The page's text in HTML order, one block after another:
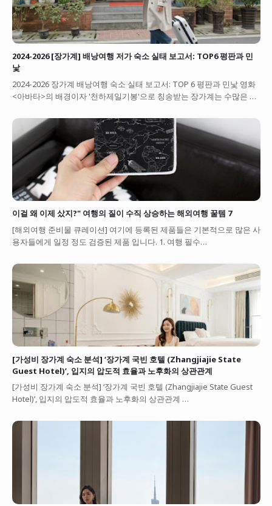
2024-2026 [장가계] 배낭여행 저가 숙소 실태 보고서: TOP6 평판과 민
낯
2024-2026 장가계 배낭여행 숙소 실태 보고서: TOP 6 평판과 민낯 영화
<아바타>의 배경이자 '천하제일기봉'으로 칭송받는 장가계는 수많은 …
이걸 왜 이제 샀지?" 여행의 질이 수직 상승하는 해외여행 꿀템 7
[해외여행 준비물 큐레이션] 여기에 등록된 제품들은 기본적으로 많은 사
용자들에게 일정 정도 검증된 제품 입니다. 1. 여행 필수…
[가성비 장가계 숙소 분석] ‘장가계 국빈 호텔 (Zhangjiajie State
Guest Hotel)’, 입지의 압도적 효율과 노후화의 상관관계
[가성비 장가계 숙소 분석] ‘장가계 국빈 호텔 (Zhangjiajie State Guest
Hotel)’, 입지의 압도적 효율과 노후화의 상관관계 …